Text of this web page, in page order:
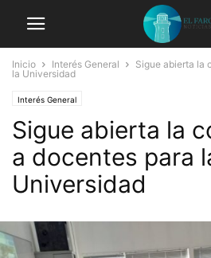
Inicio Interés General
Sigue abierta la
la Universidad
Interés General
Sigue abierta la
a docentes para
Universidad